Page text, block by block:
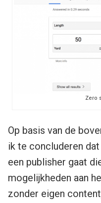
Zero
Op basis van de
ik te concluderen
een publisher gaat
mogelijkheden aan
zonder eigen